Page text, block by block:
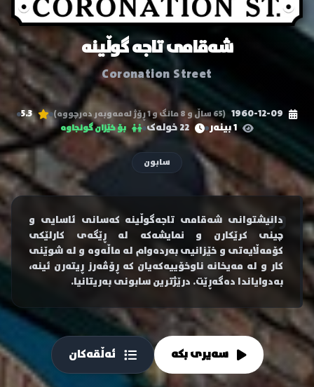
شەقامی تاجە گوڵینە
Coronation Street
1960-12-09 (65 ساڵ و 8 مانگ و 1 ڕۆژ لەمەوبەر دەرچووە)
5.3
1 بینەر
22 خولەک بۆ خێزان گونجاوە
سابون
دانیشتوانی شەقامی تاجەگوڵینە کەسانی ئاسایی و
چینی کرێکارن و نمایشەکە لە ڕێگەی کارلێکی
کۆمەڵایەتی و خێزانیی بەردەوام لە ماڵەوە و لە شوێنی
کار و لە مەیخانە ناوخۆییەکەیان کە ڕۆڤەرز ڕیتەرن ئینە،
بەدوایاندا دەگەڕێت. درێژترین سابونی بەریتانیا.
سەیری بکە ئەڵقەکان